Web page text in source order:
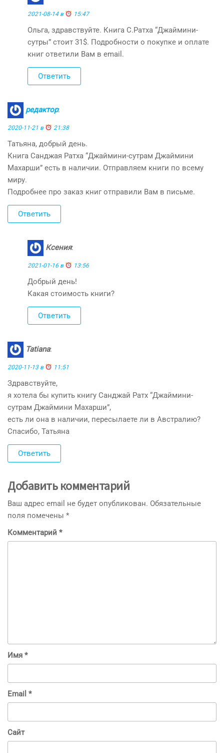
2021-08-14 в 15:47
Ольга, здравствуйте. Книга С.Ратха “Джаймини-
сутры” стоит 31$. Подробности о покупке и оплате
книг ответили Вам в email.
Ответить
редактор:
2020-11-21 в 21:38
Татьяна, добрый день.
Книга Санджая Ратха “Джаймини-сутрам Джаймини
Махарши” есть в наличии. Отправляем книги по всему
миру.
Подробнее про заказ книг отправили Вам в письме.
Ответить
Ксения:
2021-01-16 в 13:56
Добрый день!
Какая стоимость книги?
Ответить
Tatiana:
2020-11-13 в 11:51
Здравствуйте,
я хотела бы купить книгу Санджай Ратх “Джаймини-
сутрам Джаймини Махарши”,
есть ли она в наличии, пересылаете ли в Австралию?
Спасибо, Татьяна
Ответить
Добавить комментарий
Ваш адрес email не будет опубликован. Обязательные
поля помечены *
Комментарий *
Имя *
Email *
Сайт